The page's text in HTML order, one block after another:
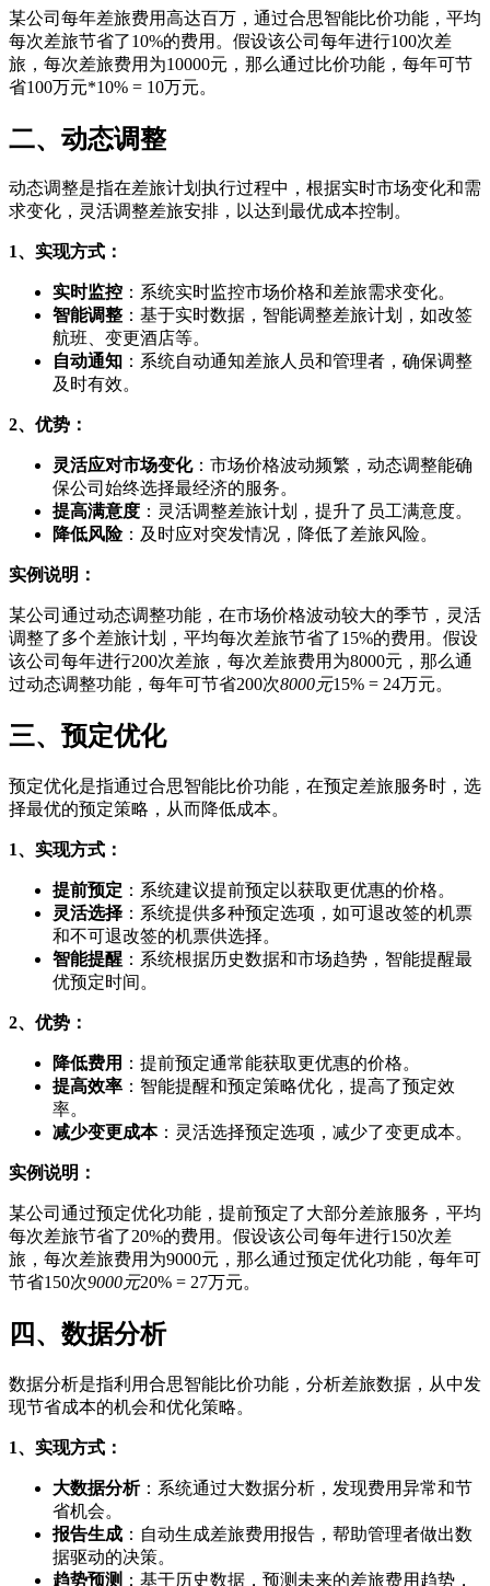
某公司每年差旅费用高达百万，通过合思智能比价功能，平均
每次差旅节省了10%的费用。假设该公司每年进行100次差
旅，每次差旅费用为10000元，那么通过比价功能，每年可节
省100万元*10% = 10万元。
二、动态调整
动态调整是指在差旅计划执行过程中，根据实时市场变化和需
求变化，灵活调整差旅安排，以达到最优成本控制。
1、实现方式：
实时监控 ：系统实时监控市场价格和差旅需求变化。
智能调整 ：基于实时数据，智能调整差旅计划，如改签
航班、变更酒店等。
自动通知 ：系统自动通知差旅人员和管理者，确保调整
及时有效。
2、优势：
灵活应对市场变化：市场价格波动频繁，动态调整能确
保公司始终选择最经济的服务。
提高满意度 ：灵活调整差旅计划，提升了员工满意度。
降低风险：及时应对突发情况，降低了差旅风险。
实例说明：
某公司通过动态调整功能，在市场价格波动较大的季节，灵活
调整了多个差旅计划，平均每次差旅节省了15%的费用。假设
该公司每年进行200次差旅，每次差旅费用为8000元，那么通
过动态调整功能，每年可节省200次8000元15% = 24万元。
三、预定优化
预定优化是指通过合思智能比价功能，在预定差旅服务时，选
择最优的预定策略，从而降低成本。
1、实现方式：
提前预定 ：系统建议提前预定以获取更优惠的价格。
灵活选择 ：系统提供多种预定选项，如可退改签的机票
和不可退改签的机票供选择。
智能提醒 ：系统根据历史数据和市场趋势，智能提醒最
优预定时间。
2、优势：
降低费用 ：提前预定通常能获取更优惠的价格。
提高效率 ：智能提醒和预定策略优化，提高了预定效
率。
减少变更成本：灵活选择预定选项，减少了变更成本。
实例说明：
某公司通过预定优化功能，提前预定了大部分差旅服务，平均
每次差旅节省了20%的费用。假设该公司每年进行150次差
旅，每次差旅费用为9000元，那么通过预定优化功能，每年可
节省150次9000元20% = 27万元。
四、数据分析
数据分析是指利用合思智能比价功能，分析差旅数据，从中发
现节省成本的机会和优化策略。
1、实现方式：
大数据分析：系统通过大数据分析，发现费用异常和节
省机会。
报告生成 ：自动生成差旅费用报告，帮助管理者做出数
据驱动的决策。
趋势预测 ：基于历史数据，预测未来的差旅费用趋势，